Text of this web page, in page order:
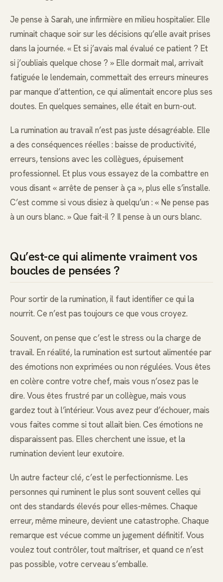
Je pense à Sarah, une infirmière en milieu hospitalier. Elle
ruminait chaque soir sur les décisions qu’elle avait prises
dans la journée. « Et si j’avais mal évalué ce patient ? Et
si j’oubliais quelque chose ? » Elle dormait mal, arrivait
fatiguée le lendemain, commettait des erreurs mineures
par manque d’attention, ce qui alimentait encore plus ses
doutes. En quelques semaines, elle était en burn-out.
La rumination au travail n’est pas juste désagréable. Elle
a des conséquences réelles : baisse de productivité,
erreurs, tensions avec les collègues, épuisement
professionnel. Et plus vous essayez de la combattre en
vous disant « arrête de penser à ça », plus elle s’installe.
C’est comme si vous disiez à quelqu’un : « Ne pense pas
à un ours blanc. » Que fait-il ? Il pense à un ours blanc.
Qu’est-ce qui alimente vraiment vos
boucles de pensées ?
Pour sortir de la rumination, il faut identifier ce qui la
nourrit. Ce n’est pas toujours ce que vous croyez.
Souvent, on pense que c’est le stress ou la charge de
travail. En réalité, la rumination est surtout alimentée par
des émotions non exprimées ou non régulées. Vous êtes
en colère contre votre chef, mais vous n’osez pas le
dire. Vous êtes frustré par un collègue, mais vous
gardez tout à l’intérieur. Vous avez peur d’échouer, mais
vous faites comme si tout allait bien. Ces émotions ne
disparaissent pas. Elles cherchent une issue, et la
rumination devient leur exutoire.
Un autre facteur clé, c’est le perfectionnisme. Les
personnes qui ruminent le plus sont souvent celles qui
ont des standards élevés pour elles-mêmes. Chaque
erreur, même mineure, devient une catastrophe. Chaque
remarque est vécue comme un jugement définitif. Vous
voulez tout contrôler, tout maîtriser, et quand ce n’est
pas possible, votre cerveau s’emballe.